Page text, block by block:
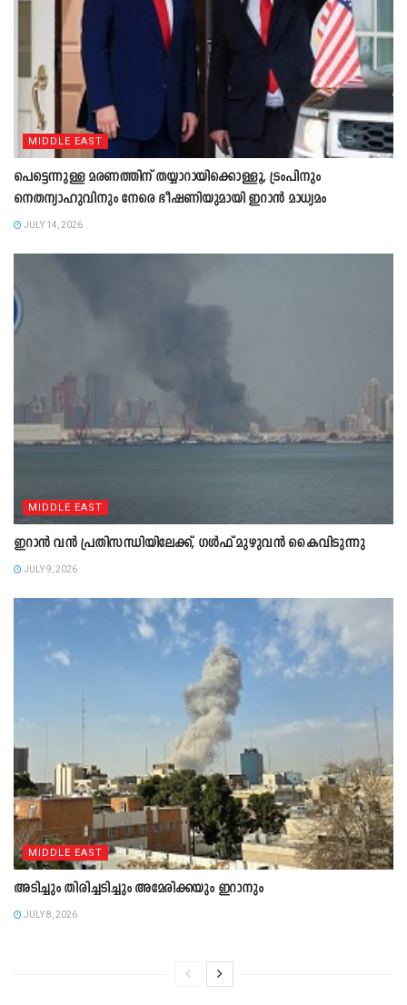
MIDDLE EAST
പെട്ടെന്നുള്ള മരണത്തിന് തയ്യാറായിക്കൊള്ളൂ, ട്രംപിനും
നെതന്യാഹുവിനും നേരെ ഭീഷണിയുമായി ഇറാൻ മാധ്യമം
JULY 14, 2026
MIDDLE EAST
ഇറാൻ വൻ പ്രതിസന്ധിയിലേക്ക്, ഗൾഫ് മുഴുവൻ കൈവിടുന്നു
JULY 9, 2026
MIDDLE EAST
അടിച്ചും തിരിച്ചടിച്ചും അമേരിക്കയും ഇറാനും
JULY 8, 2026